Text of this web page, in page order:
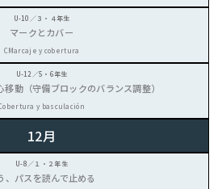
マークとカバー
CMarcaje y cobertura
動（守備ブロックのバランス調整）
y basculación
12月
、パスを読んで止める